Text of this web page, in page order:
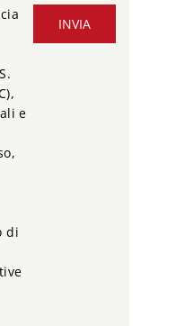
INVIA
e
di